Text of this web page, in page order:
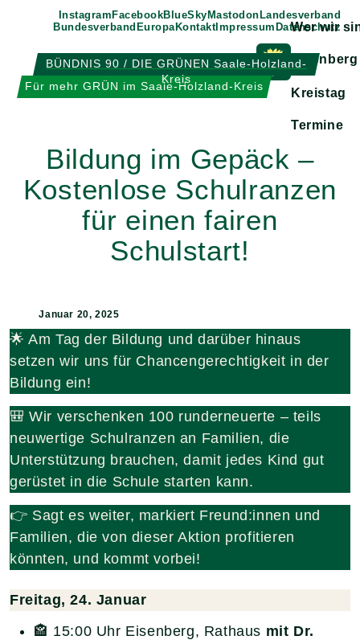
Inhalt
Instagram FacebookBlueSky Mastodon Landesverband
Bundesverband EuropaKontaktImpressum Datenschutz
BÜNDNIS 90 / DIE GRÜNEN Saale-Holzland-
Kreis
Für mehr GRÜN im Saale-Holzland-Kreis
Wer wir
Eisenberg
Zeige
Kreistag
Termine
Bildung im Gepäck –
Kostenlose Schulranzen
für einen fairen
Schulstart!
Januar 20, 2025
🌟 Am Tag der Bildung und darüber hinaus
setzen wir uns für Chancengerechtigkeit in der
Bildung ein!
🎒 Wir verschenken 100 runderneuerte – teils
neuwertige Schulranzen an Familien, die
Unterstützung brauchen, damit jedes Kind gut
gerüstet in die Schule starten kann.
👉 Sagt es weiter, markiert Freund:innen und
Familien, die von dieser Aktion profitieren
könnten, und kommt vorbei!
Freitag, 24. Januar
🏤 15:00 Uhr Eisenberg, Rathaus mit Dr.